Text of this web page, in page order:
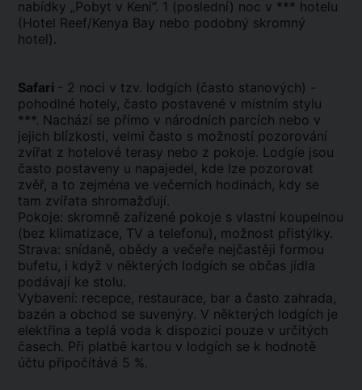
nabídky „Pobyt v Keni”. 1 (poslední) noc v *** hotelu
(Hotel Reef/Kenya Bay nebo podobný skromný
hotel).
Safari - 2 noci v tzv. lodgích (často stanových) -
pohodlné hotely, často postavené v místním stylu
***. Nachází se přímo v národních parcích nebo v
jejich blízkosti, velmi často s možností pozorování
zvířat z hotelové terasy nebo z pokoje. Lodgíe jsou
často postaveny u napajedel, kde lze pozorovat
zvěř, a to zejména ve večerních hodinách, kdy se
tam zvířata shromažďují.
Pokoje: skromně zařízené pokoje s vlastní koupelnou
(bez klimatizace, TV a telefonu), možnost přistýlky.
Strava: snídaně, obědy a večeře nejčastěji formou
bufetu, i když v některých lodgích se občas jídla
podávají ke stolu.
Vybavení: recepce, restaurace, bar a často zahrada,
bazén a obchod se suvenýry. V některých lodgích je
elektřina a teplá voda k dispozici pouze v určitých
časech. Při platbě kartou v lodgích se k hodnotě
účtu připočítává 5 %.